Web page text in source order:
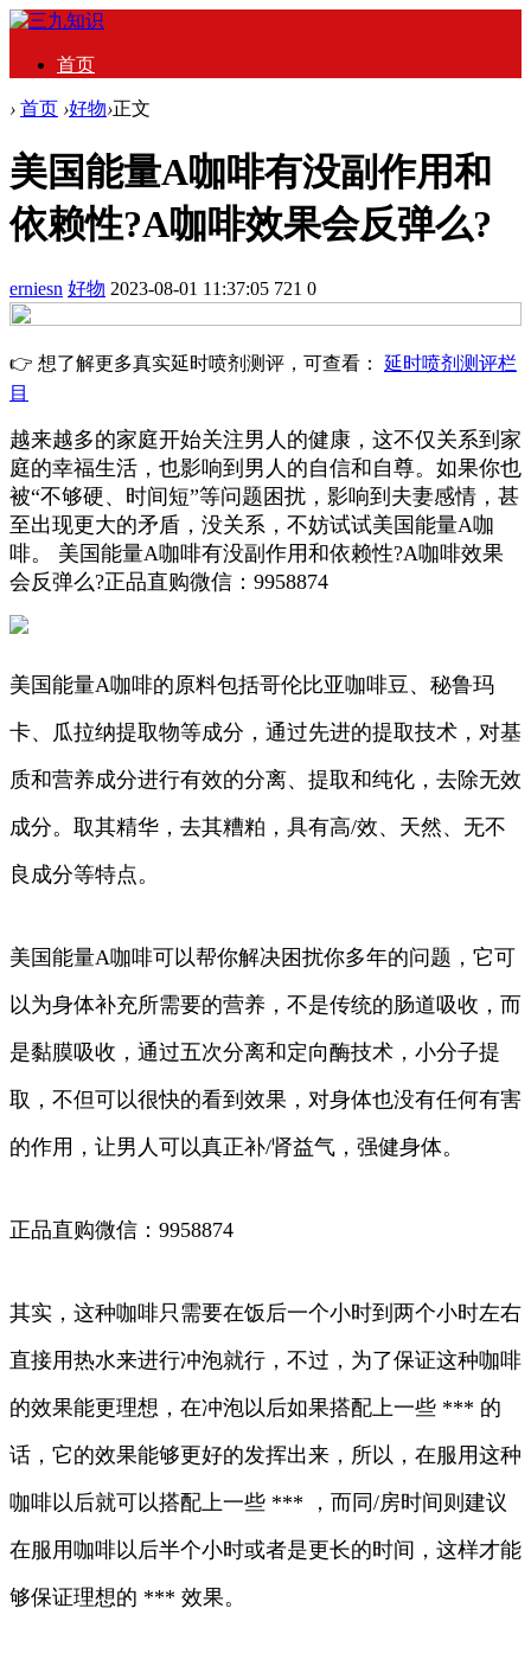
首页
› 首页 ›好物›正文
美国能量A咖啡有没副作用和
依赖性?A咖啡效果会反弹么?
erniesn 好物 2023-08-01 11:37:05 721 0
👉 想了解更多真实延时喷剂测评，可查看： 延时喷剂测评栏
目
越来越多的家庭开始关注男人的健康，这不仅关系到家
庭的幸福生活，也影响到男人的自信和自尊。如果你也
被“不够硬、时间短”等问题困扰，影响到夫妻感情，甚
至出现更大的矛盾，没关系，不妨试试美国能量A咖
啡。 美国能量A咖啡有没副作用和依赖性?A咖啡效果
会反弹么?正品直购微信：9958874
美国能量A咖啡的原料包括哥伦比亚咖啡豆、秘鲁玛
卡、瓜拉纳提取物等成分，通过先进的提取技术，对基
质和营养成分进行有效的分离、提取和纯化，去除无效
成分。取其精华，去其糟粕，具有高/效、天然、无不
良成分等特点。
美国能量A咖啡可以帮你解决困扰你多年的问题，它可
以为身体补充所需要的营养，不是传统的肠道吸收，而
是黏膜吸收，通过五次分离和定向酶技术，小分子提
取，不但可以很快的看到效果，对身体也没有任何有害
的作用，让男人可以真正补/肾益气，强健身体。
正品直购微信：9958874
其实，这种咖啡只需要在饭后一个小时到两个小时左右
直接用热水来进行冲泡就行，不过，为了保证这种咖啡
的效果能更理想，在冲泡以后如果搭配上一些 *** 的
话，它的效果能够更好的发挥出来，所以，在服用这种
咖啡以后就可以搭配上一些 *** ，而同/房时间则建议
在服用咖啡以后半个小时或者是更长的时间，这样才能
够保证理想的 *** 效果。